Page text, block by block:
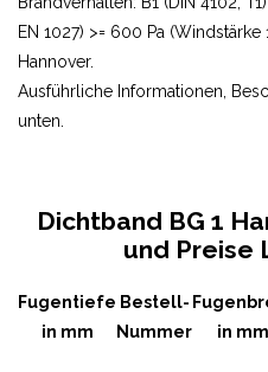
EN 1027) >= 600 Pa
Hannover.
Ausführliche Informationen,
unten.
Dichtband BG 1
und Preise
Fugentiefe
in mm
Bestell-
Nummer
in